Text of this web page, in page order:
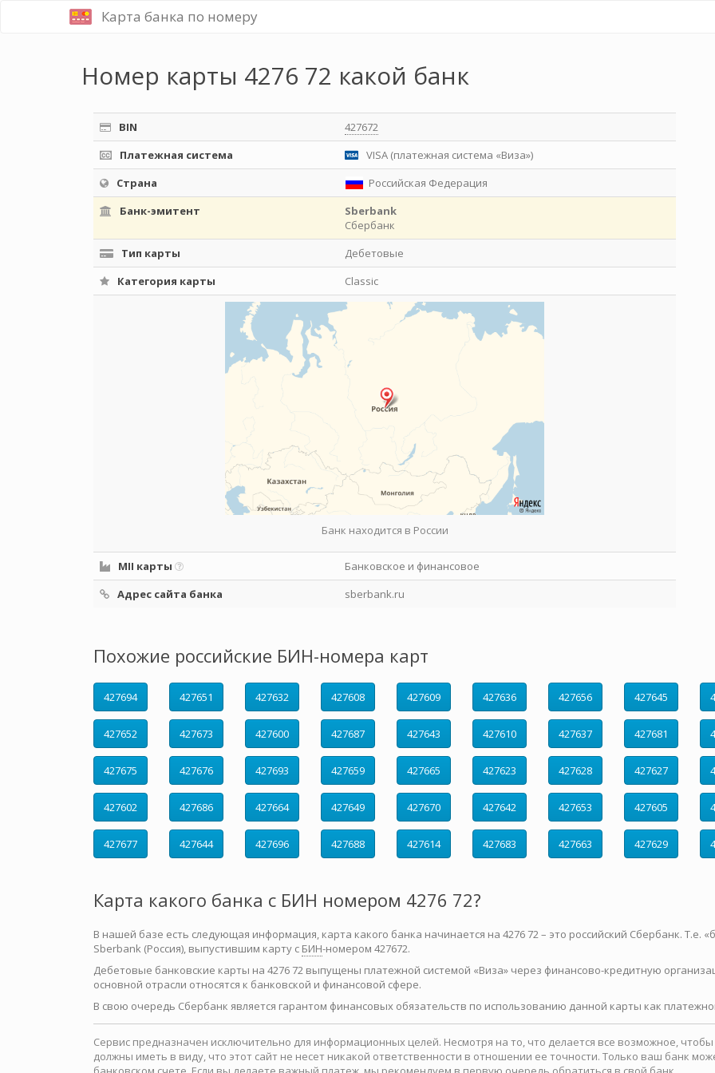
Карта банка по номеру
Номер карты 4276 72 какой банк
BIN
427672
Платежная система
VISA (платежная система «Виза»)
Страна
Российская Федерация
Банк-эмитент
Sberbank
Сбербанк
Тип карты
Дебетовые
Категория карты
Classic
Банк находится в России
MII карты
Банковское и финансовое
Адрес сайта банка
sberbank.ru
Похожие российские БИН-номера карт
427694 427651 427632 427608 427609 427636 427656 427645
427652 427673 427600 427687 427643 427610 427637 427681
427675 427676 427693 427659 427665 427623 427628 427627
427602 427686 427664 427649 427670 427642 427653 427605
427677 427644 427696 427688 427614 427683 427663 427629
Карта какого банка с БИН номером 4276 72?
В нашей базе есть следующая информация, карта какого банка начинается на 4276 72 – это российский Сбербанк. Т.е.
Sberbank (Россия), выпустившим карту с БИН-номером 427672.
Дебетовые банковские карты на 4276 72 выпущены платежной системой «Виза» через финансово-кредитную
основной отрасли относятся к банковской и финансовой сфере.
В свою очередь Сбербанк является гарантом финансовых обязательств по использованию данной карты как
Сервис предназначен исключительно для информационных целей. Несмотря на то, что делается все возможное,
должны иметь в виду, что этот сайт не несет никакой ответственности в отношении ее точности. Только ваш банк